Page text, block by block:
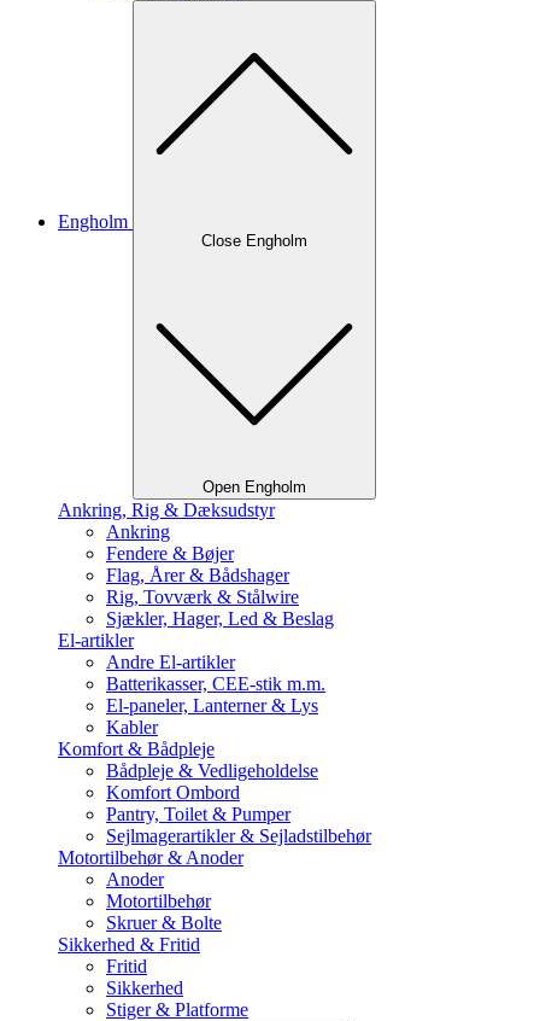
Engholm
Close Engholm
Open Engholm
Ankring, Rig & Dæksudstyr
Ankring
Fendere & Bøjer
Flag, Årer & Bådshager
Rig, Tovværk & Stålwire
Sjækler, Hager, Led & Beslag
El-artikler
Andre El-artikler
Batterikasser, CEE-stik m.m.
El-paneler, Lanterner & Lys
Kabler
Komfort & Bådpleje
Bådpleje & Vedligeholdelse
Komfort Ombord
Pantry, Toilet & Pumper
Sejlmagerartikler & Sejladstilbehør
Motortilbehør & Anoder
Anoder
Motortilbehør
Skruer & Bolte
Sikkerhed & Fritid
Fritid
Sikkerhed
Stiger & Platforme